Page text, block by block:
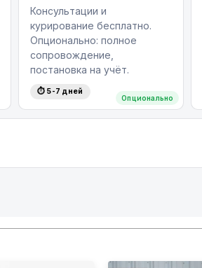
Опционально
Консультации и
курирование бесплатно.
Опционально: полное
сопровождение,
постановка на учёт.
⏱ 5-7 дней